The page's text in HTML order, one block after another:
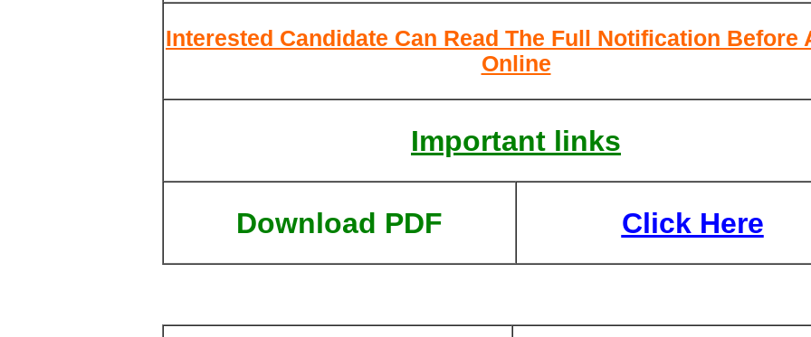
Interested Candidate Can Read The Full Notification Before
Online
Important links
Download PDF Click Here